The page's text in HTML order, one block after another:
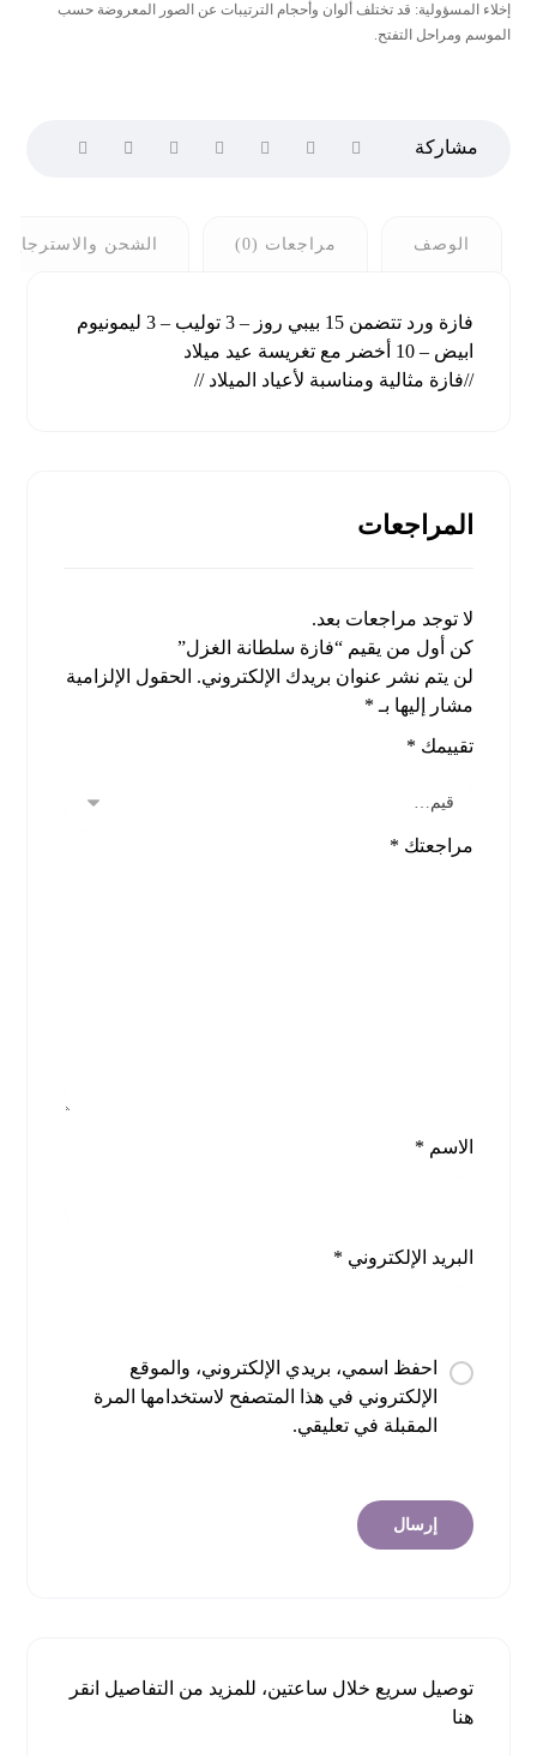
إخلاء المسؤولية: قد تختلف ألوان وأحجام الترتيبات عن الصور المعروضة حسب
الموسم ومراحل التفتح.
الوصف مراجعات (0) الشحن والاسترجاع
فازة ورد تتضمن 15 بيبي روز – 3 توليب – 3 ليمونيوم
ابيض – 10 أخضر مع تغريسة عيد ميلاد
//فازة مثالية ومناسبة لأعياد الميلاد //
المراجعات
لا توجد مراجعات بعد.
كن أول من يقيم “فازة سلطانة الغزل”
لن يتم نشر عنوان بريدك الإلكتروني. الحقول الإلزامية
مشار إليها بـ *
تقييمك *
مراجعتك *
الاسم *
البريد الإلكتروني *
احفظ اسمي، بريدي الإلكتروني، والموقع
الإلكتروني في هذا المتصفح لاستخدامها المرة
المقبلة في تعليقي.
توصيل سريع خلال ساعتين، للمزيد من التفاصيل انقر
هنا